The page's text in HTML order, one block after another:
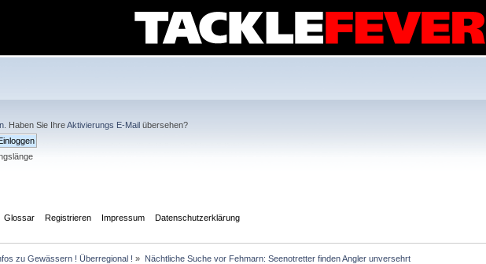
. Haben Sie IhreAktivierungs E-Mail übersehen?
Glossar Registrieren Impressum Datenschutzerklärung
zu Gewässern ! Überregional ! » Nächtliche Suche vor Fehmarn: Seenotretter finden Angler unversehrt